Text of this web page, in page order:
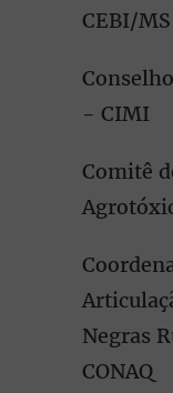
CEBI/MS
- CIMI
Comitê
Negras
CONAQ